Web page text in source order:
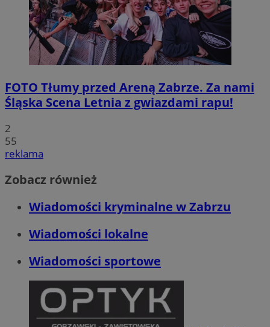
FOTO Tłumy przed Areną Zabrze. Za nami
Śląska Scena Letnia z gwiazdami rapu!
2
55
reklama
Zobacz również
Wiadomości kryminalne w Zabrzu
Wiadomości lokalne
Wiadomości sportowe